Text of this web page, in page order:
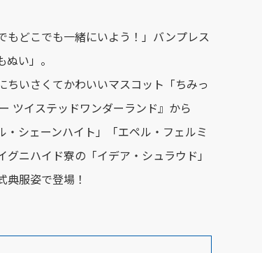
もどこでも一緒にいよう！」バンプレス
い」。
ちいさくてかわいいマスコット「ちみっ
ツイステッドワンダーランド』から
・シェーンハイト」「エペル・フェルミ
ニハイド寮の「イデア・シュラウド」
典服姿で登場！